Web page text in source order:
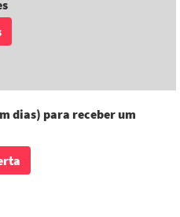
dias) para receber um